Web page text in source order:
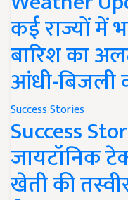
कई राज्यों में
बारिश का
आंधी-बिजली
Success Stories
Success
जायटॉनिक
खेती की